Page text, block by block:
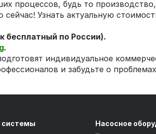
процессов, будь то
Узнать актуальную
бесплатный по России).
.
индивидуальное
и забудьте о
системы
Насосное